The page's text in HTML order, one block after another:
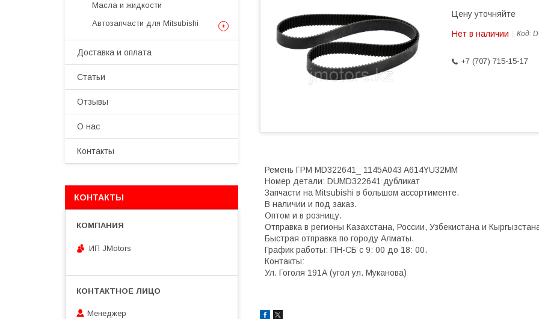
Цену уточняйте
Нет в наличии Код:
+7 (707) 715-15-17
Ремень ГРМ MD322641_ 1145A043 A614YU32MM
Номер детали: DUMD322641 дубликат
Запчасти на Mitsubishi в большом ассортименте.
В наличии и под заказ.
Оптом и в розницу.
Отправка в регионы Казахстана, России, Узбекистана и
Быстрая отправка по городу Алматы.
График работы: ПН-СБ с 9: 00 до 18: 00.
Контакты:
Ул. Гоголя 191А (угол ул. Муканова)
Масла и жидкости
Автозапчасти для Mitsubishi
Доставка и оплата
Статьи
Отзывы
О нас
Контакты
КОНТАКТЫ
ИП JMotors
Менеджер